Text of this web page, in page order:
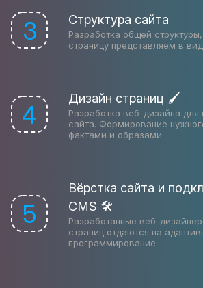
3 Структура сайта
Разработка общей
страницу представляем в
4
Дизайн страниц 🖌
Разработка веб-дизайна для
сайта. Формирование
фактами и образами
5
Вёрстка сайта и
CMS 🛠
Разработанные веб-
страниц отдаются на
программирование